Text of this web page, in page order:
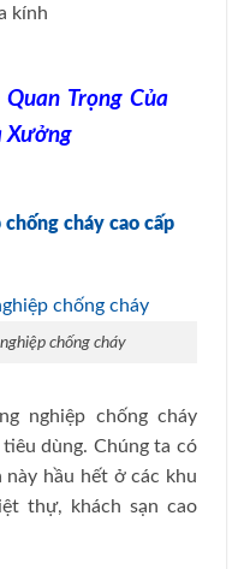
kính
Quan Trọng Của
Xưởng
cháy cao cấp
chống cháy
nghiệp chống cháy
dùng. Chúng ta có
hầu hết ở các khu
thự, khách sạn cao